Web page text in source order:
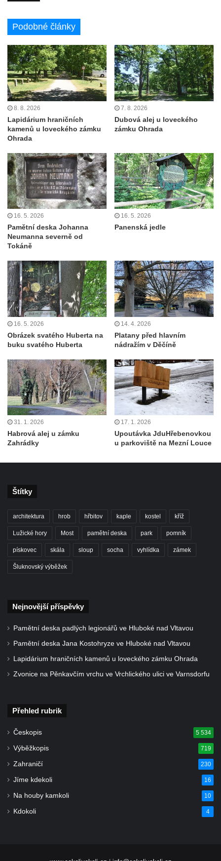
Podobné články
8. 8. 2026
Lapidárium hraničních
kamenů u loveckého zámku
Ohrada
7. 8. 2026
Dubová alej u loveckého
zámku Ohrada
16. 5. 2026
Pamětní deska Johanna
Neumanna severně od
Tokáně
16. 5. 2026
Panenská jedle
16. 5. 2026
Obrázek svatého Huberta na
buku svatého Huberta
14. 4. 2026
Platany před hlavním
nádražím v Děčíně
31. 1. 2026
Habrová alej u zámku
Zahrádky
17. 1. 2026
Upoutávka JduHřebenovkou
u parkoviště na Mezní Louce
Štítky
architektura hrob hřbitov kaple kostel kříž
Lužické hory Most pamětní deska park pomník
pískovec skála sloup socha vyhlídka zámek
Šluknovský výběžek
Nejnovější příspěvky
Pamětní deska padlých legionářů ve Hluboké nad Vltavou
Pamětní deska Jana Kostohryze ve Hluboké nad Vltavou
Lapidárium hraničních kamenů u loveckého zámku Ohrada
Zvonice na Pěnkavčím vrchu ve Vrchlického ulici ve Varnsdorfu
Přehled rubrik
Českopis 5 534
Výběžkopis 719
Zahraničí 230
Jíme kdekoli 16
Na houby kamkoli 10
Kdokoli 4